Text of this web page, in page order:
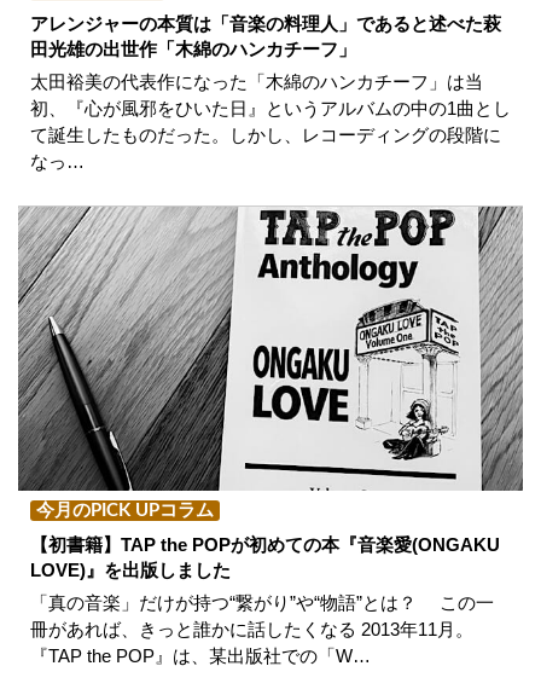
アレンジャーの本質は「音楽の料理人」であると述べた萩
田光雄の出世作「木綿のハンカチーフ」
太田裕美の代表作になった「木綿のハンカチーフ」は当
初、『心が風邪をひいた日』というアルバムの中の1曲とし
て誕生したものだった。しかし、レコーディングの段階に
なっ…
今月のPICK UPコラム
【初書籍】TAP the POPが初めての本『音楽愛(ONGAKU
LOVE)』を出版しました
「真の音楽」だけが持つ“繋がり”や“物語”とは？ この一
冊があれば、きっと誰かに話したくなる 2013年11月。
『TAP the POP』は、某出版社での「W…